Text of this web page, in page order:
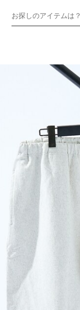
お探しのアイテムは？